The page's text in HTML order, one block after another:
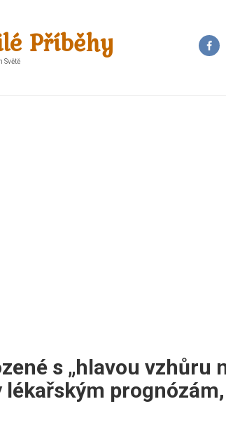
Příběhy
Světě
s „hlavou vzhůru
lékařským